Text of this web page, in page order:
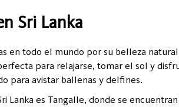
Sri Lanka
en todo el mundo por su belleza
para relajarse, tomar el sol y
para avistar ballenas y delfines.
es Tangalle, donde se